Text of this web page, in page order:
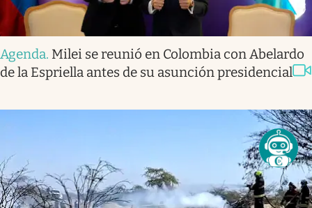
Agenda. Milei se reunió en Colombia con Abelardo
de la Espriella antes de su asunción presidencial